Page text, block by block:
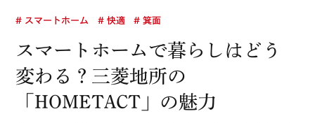
# スマートホーム # 快適 # 箕面
スマートホームで暮らしはどう
変わる？ 三菱地所の
「HOMETACT」の魅力